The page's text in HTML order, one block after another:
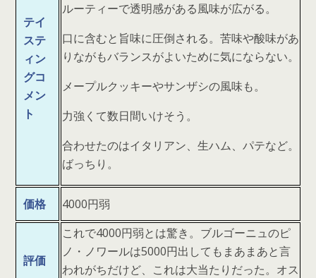
テイ
ステ
ィン
グコ
メン
ト
ルーティーで透明感がある風味が広がる。
口に含むと旨味に圧倒される。苦味や酸味があ
りながもバランスがよいために気にならない。
メープルクッキーやサンザシの風味も。
力強くて数日間いけそう。
合わせたのはイタリアン、生ハム、パテなど。
ばっちり。
価格 4000円弱
評価
これで4000円弱とは驚き。ブルゴーニュのピ
ノ・ノワールは5000円出してもまあまあと言
われがちだけど、これは大当たりだった。オス